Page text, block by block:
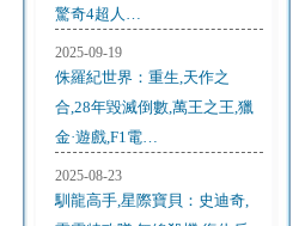
驚奇4超人…
2025-09-19
侏羅紀世界：重生,天作之
合,28年毀滅倒數,萬王之王,獵
金·遊戲,F1電…
2025-08-23
馴龍高手,星際寶貝：史迪奇,